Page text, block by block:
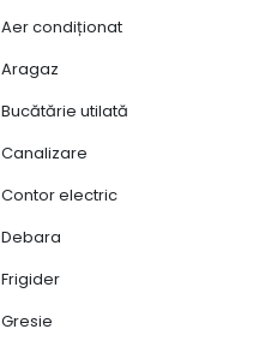
Aer condiționat
Aragaz
Bucătărie utilată
Canalizare
Contor electric
Debara
Frigider
Gresie